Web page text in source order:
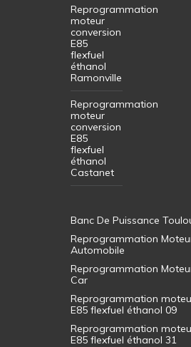
Reprogrammation
moteur
conversion
E85
flexfuel
éthanol
Ramonville
Reprogrammation
moteur
conversion
E85
flexfuel
éthanol
Castanet
Banc De Puissance
Reprogrammation
Automobile
Reprogrammation
Car
Reprogrammation
E85 flexfuel éthanol 09
Reprogrammation
E85 flexfuel éthanol 31